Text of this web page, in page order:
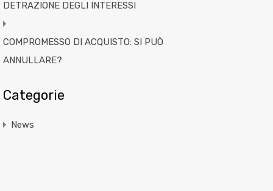
DETRAZIONE DEGLI INTERESSI
COMPROMESSO DI ACQUISTO: SI PUÒ
ANNULLARE?
Categorie
News